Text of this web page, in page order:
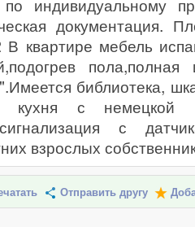
индивидуальному
документация.
квартире мебель
библиотека,
кухня с немецкой
с
взрослых
Отправить другу